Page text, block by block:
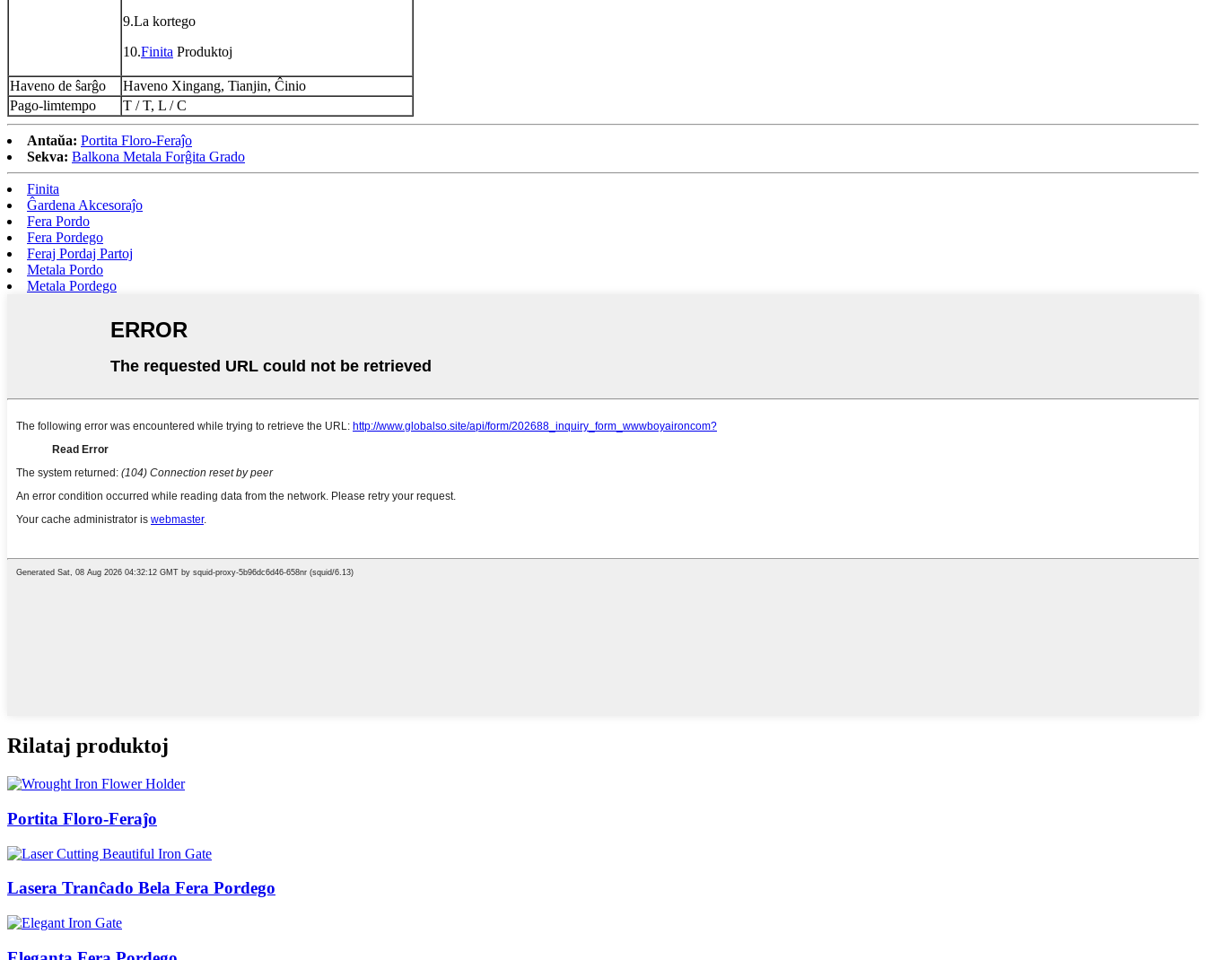
9.La kortego
10.Finita Produktoj
Haveno de ŝarĝo
Haveno Xingang, Tianjin, Ĉinio
Pago-limtempo
T / T, L / C
Antaŭa: Portita Floro-Feraĵo
Sekva: Balkona Metala Forĝita Grado
Finita
Ĝardena Akcesoraĵo
Fera Pordo
Fera Pordego
Feraj Pordaj Partoj
Metala Pordo
Metala Pordego
Rilataj produktoj
Portita Floro-Feraĵo
Lasera Tranĉado Bela Fera Pordego